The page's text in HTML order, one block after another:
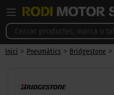
Inici > Pneumàtics > Bridgestone >